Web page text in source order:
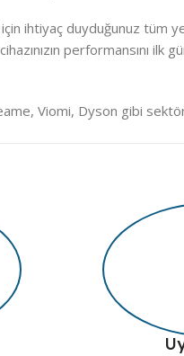
ihtiyaç duyduğunuz tüm
cihazınızın
Viomi, Dyson gibi
aynı zamanda çözüm
bizden destek, sizin